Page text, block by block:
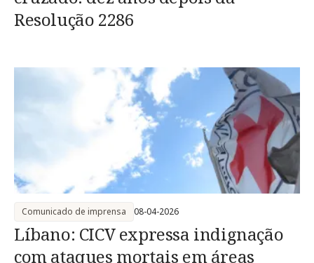
Resolução 2286
Líbano: CICV expressa indignação
com ataques mortais em áreas
Comunicado de imprensa 08-04-2026